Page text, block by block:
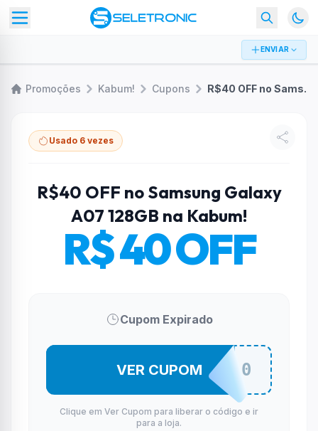
ENVIAR
Promoções Kabum! Cupons R$40 OFF no Samsung Galaxy A07 128GB na Kabum!
Usado 6 vezes
R$40 OFF no Samsung Galaxy
A07 128GB na Kabum!
R$ 40 OFF
Cupom Expirado
GALAXY40
VER CUPOM
Clique em Ver Cupom para liberar o código e ir
para a loja.